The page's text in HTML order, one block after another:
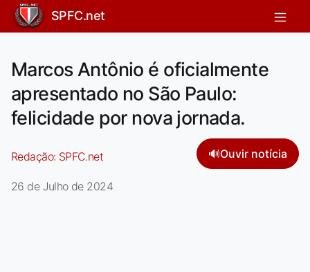
SPFC.net
Marcos Antônio é oficialmente
apresentado no São Paulo:
felicidade por nova jornada.
Redação: SPFC.net 🔊Ouvir notícia
26 de Julho de 2024